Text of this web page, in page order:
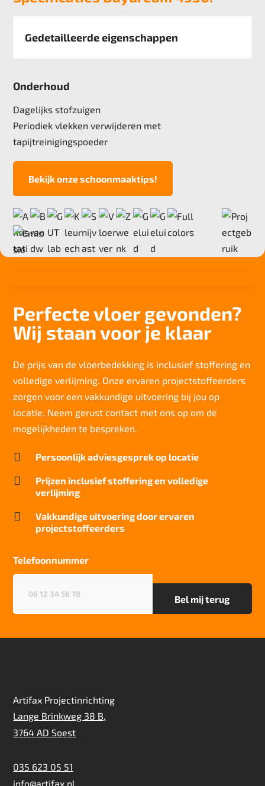
Gedetailleerde eigenschappen
Pool
Poolgewicht
620 g/m2
2,4 mm
Totale hoogte
6,4 mm
Anti statisch
ja,, 2kv
Deling
Totaal gwicht
4.240 g/m2
>7/8
Slijtvastheid NF EN 1307
33 LC1
Thermische weerstand
<0,15 m²C° / W
22 dB
Brandwerend
Bfl-S1
Kwaliteitslabel GUT
A9EB71A8
ja
Recycleerbaar
90% recycled Thrive Matter
Onderhoud
Dagelijks stofzuigen
Periodiek vlekken verwijderen met
tapijtreinigingspoeder
Bekijk onze schoonmaaktips!
Perfecte vloer gevonden?
Wij staan voor je klaar
De prijs van de vloerbedekking is inclusief stoffering en
volledige verlijming. Onze ervaren projectstoffeerders
zorgen voor een vakkundige uitvoering bij jou op
locatie. Neem gerust contact met ons op om de
mogelijkheden te bespreken.
 Persoonlijk adviesgesprek op locatie

Prijzen inclusief stoffering en volledige
verlijming

Vakkundige uitvoering door ervaren
projectstoffeerders
Telefoonnummer
Artifax Projectinrichting
Lange Brinkweg 38 B,
3764 AD Soest
035 623 05 51
info@artifax.nl